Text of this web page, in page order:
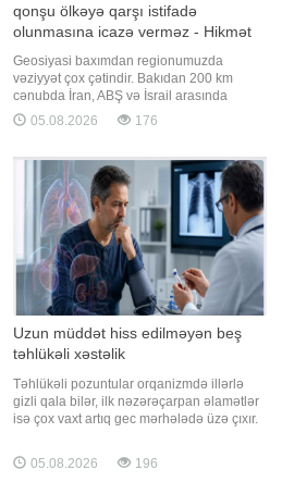
qonşu ölkəyə qarşı istifadə
olunmasına icazə verməz - Hikmət
Hacıyev
Geosiyasi baxımdan regionumuzda
vəziyyət çox çətindir. Bakıdan 200 km
cənubda İran, ABŞ və İsrail arasında
müharibə gedir. 200 km şimalda isə
Rusiya-Ukrayna müharibəsi davam edir.
bu barədə Azərbaycan Prezidentinin
köməkçisi - Azərbaycan Respublikas
05.08.2026 176
Uzun müddət hiss edilməyən beş
təhlükəli xəstəlik
Təhlükəli pozuntular orqanizmdə illərlə
gizli qala bilər, ilk nəzərəçarpan əlamətlər
isə çox vaxt artıq gec mərhələdə üzə çıxır.
bəzi xəstəliklər uzun müddət demək olar
ki, heç bir əlamət vermədən inkişaf edir,
05.08.2026 196